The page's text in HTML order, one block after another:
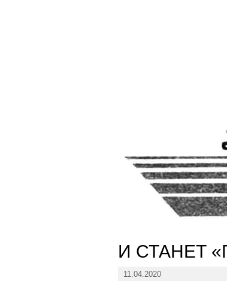
И СТАНЕТ
11.04.2020